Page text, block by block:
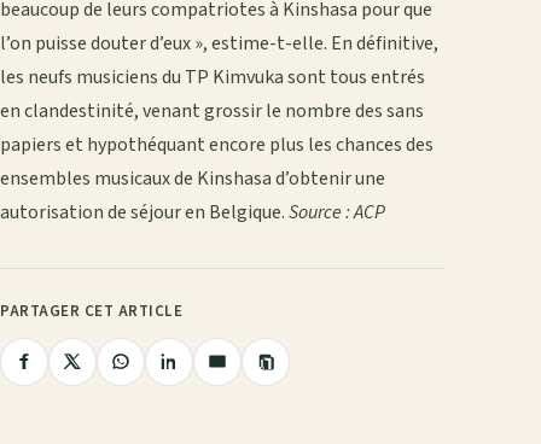
beaucoup de leurs compatriotes à Kinshasa pour que
l’on puisse douter d’eux », estime-t-elle. En définitive,
les neufs musiciens du TP Kimvuka sont tous entrés
en clandestinité, venant grossir le nombre des sans
papiers et hypothéquant encore plus les chances des
ensembles musicaux de Kinshasa d’obtenir une
autorisation de séjour en Belgique.Source : ACP
PARTAGER CET ARTICLE
PartagerPartagerPartagerPartagerPartager
Copier
le